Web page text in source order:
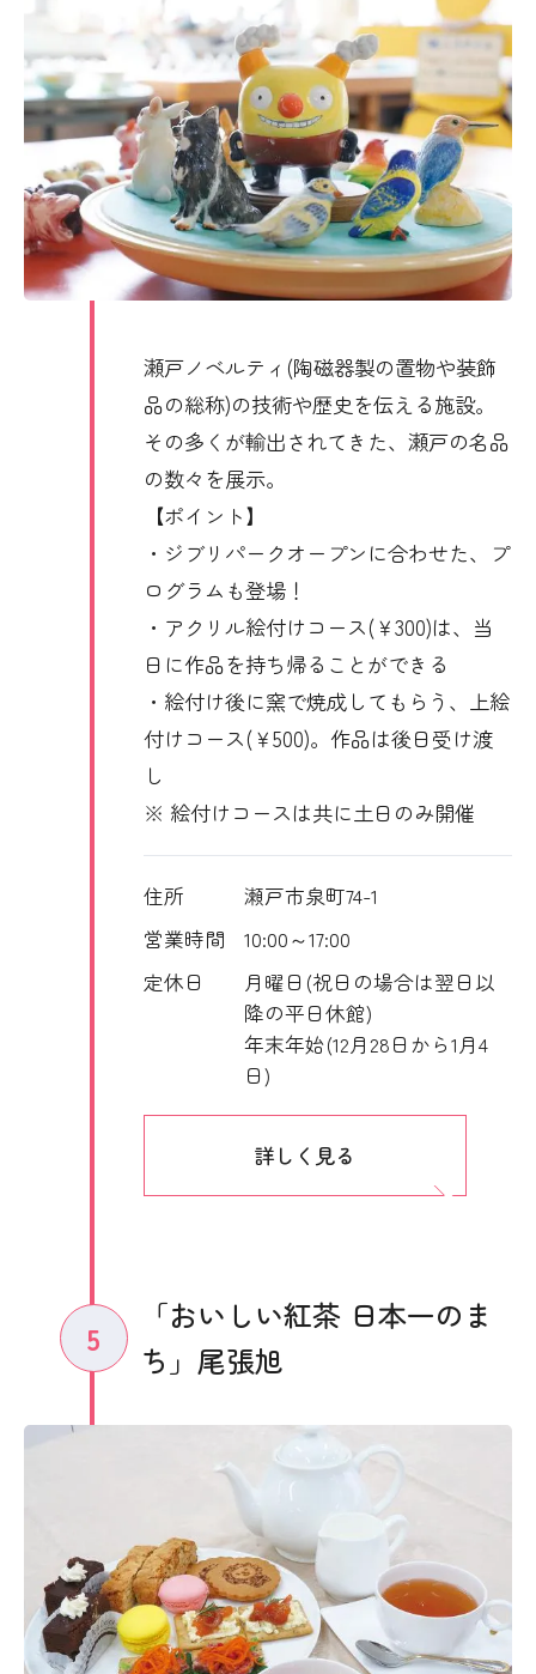
瀬戸ノベルティ(陶磁器製の置物や装飾
品の総称)の技術や歴史を伝える施設。
その多くが輸出されてきた、瀬戸の名品
の数々を展示。
【ポイント】
・ジブリパークオープンに合わせた、プ
ログラムも登場！
・アクリル絵付けコース(￥300)は、当
日に作品を持ち帰ることができる
・絵付け後に窯で焼成してもらう、上絵
付けコース(￥500)。作品は後日受け渡
し
※ 絵付けコースは共に土日のみ開催
住所
瀬戸市泉町74-1
営業時間
10:00～17:00
定休日
月曜日(祝日の場合は翌日以
降の平日休館)
年末年始(12月28日から1月4
日)
詳しく見る
5
「おいしい紅茶 日本一のま
ち」尾張旭